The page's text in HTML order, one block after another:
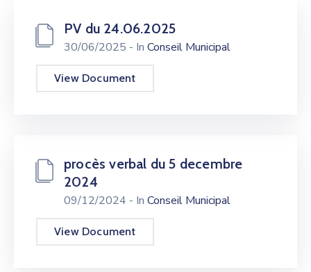
PV du 24.06.2025
30/06/2025 - In Conseil Municipal
View Document
procès verbal du 5 decembre
2024
09/12/2024 - In Conseil Municipal
View Document